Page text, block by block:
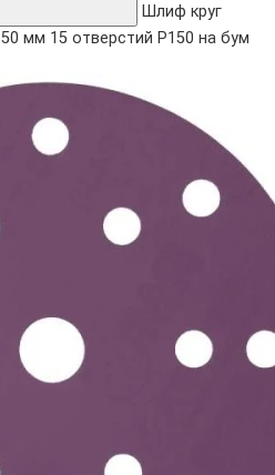
Шлиф круг
мм 15 отверстий Р150 на бум